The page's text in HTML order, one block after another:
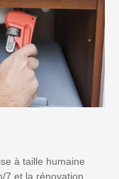
à taille humaine
7 et la rénovation.